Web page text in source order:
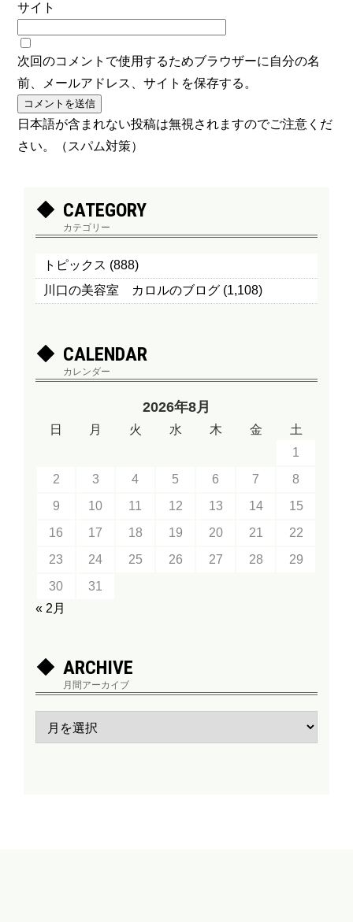
サイト
次回のコメントで使用するためブラウザーに自分の名
前、メールアドレス、サイトを保存する。
日本語が含まれない投稿は無視されますのでご注意くだ
さい。（スパム対策）
CATEGORY
カテゴリー
トピックス (888)
川口の美容室 カロルのブログ (1,108)
CALENDAR
カレンダー
2026年8月
日 月 火 水 木 金
土
1
2
3 4 5 6 7
8
9
10 11 12 13 14
15
16
17 18 19 20 21
22
23
24 25 26 27 28
29
30
31
« 2月
ARCHIVE
月間アーカイブ